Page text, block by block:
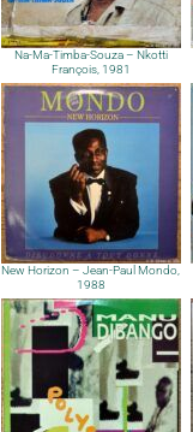
Na-Ma-Timba-Souza – Nkotti
François, 1981
New Horizon – Jean-Paul Mondo,
1988